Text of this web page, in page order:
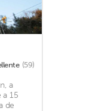
(59)
a
a 15
de